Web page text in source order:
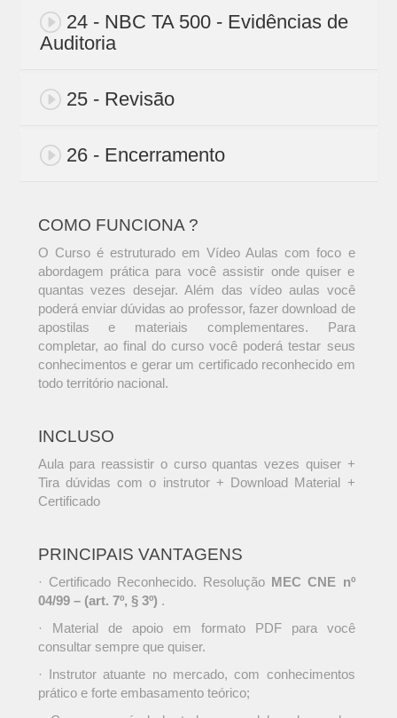
24 - NBC TA 500 - Evidências de
Auditoria
25 - Revisão
26 - Encerramento
COMO FUNCIONA ?
O Curso é estruturado em Vídeo Aulas com foco e
abordagem prática para você assistir onde quiser e
quantas vezes desejar. Além das vídeo aulas você
poderá enviar dúvidas ao professor, fazer download de
apostilas e materiais complementares. Para
completar, ao final do curso você poderá testar seus
conhecimentos e gerar um certificado reconhecido em
todo território nacional.
INCLUSO
Aula para reassistir o curso quantas vezes quiser +
Tira dúvidas com o instrutor + Download Material +
Certificado
PRINCIPAIS VANTAGENS
· Certificado Reconhecido. Resolução MEC CNE nº
04/99 – (art. 7º, § 3º) .
· Material de apoio em formato PDF para você
consultar sempre que quiser.
· Instrutor atuante no mercado, com conhecimentos
prático e forte embasamento teórico;